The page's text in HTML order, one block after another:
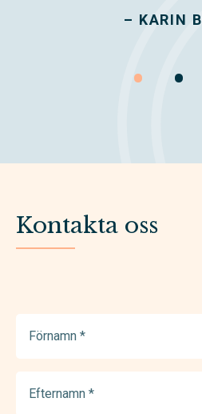
– KARIN
• •
Kontakta oss
(Required)
(Required)